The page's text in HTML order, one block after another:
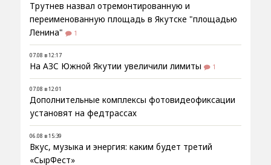
Трутнев назвал отремонтированную и
переименованную площадь в Якутске "площадью
Ленина"
1
07.08 в 12:17
На АЗС Южной Якутии увеличили лимиты 1
07.08 в 12:01
Дополнительные комплексы фотовидеофиксации
установят на федтрассах
06.08 в 15:39
Вкус, музыка и энергия: каким будет третий
«СырФест»